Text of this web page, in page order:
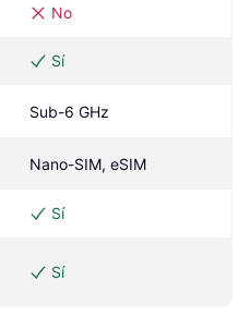
No
Sí
Sub-6 GHz
Nano-SIM, eSIM
Sí
Sí